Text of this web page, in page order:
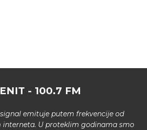
- 100.7 FM
emituje putem frekvencije od
interneta. U proteklim godinama smo